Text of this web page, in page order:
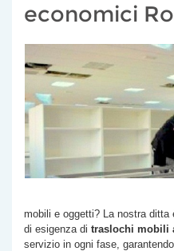
economici
mobili e oggetti? La nostra
di esigenza di traslochi mobili
servizio in ogni fase,